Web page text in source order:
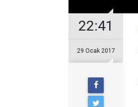
22:41
29 Ocak 2017